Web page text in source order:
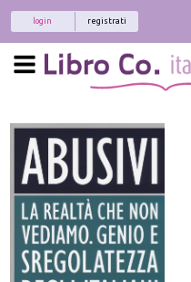
registrati
login